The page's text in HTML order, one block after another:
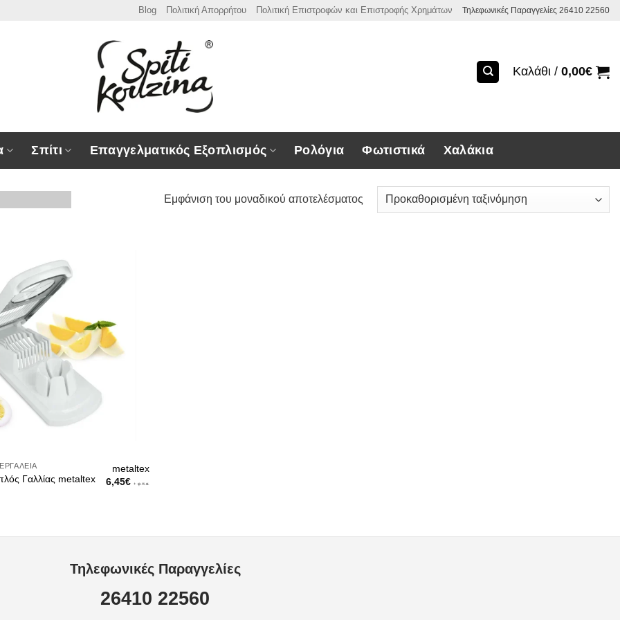
Blog Πολιτική Απορρήτου Πολιτική Επιστροφών και Επιστροφής Χρημάτων Τηλεφωνικές Παραγγελίες 26410 22560
Καλάθι / 0,00€
Σπίτι Επαγγελματικός Εξοπλισμός Ρολόγια Φωτιστικά Χαλάκια
Εμφάνιση του μοναδικού αποτελέσματος
Γαλλίας metaltex
metaltex
6,45€ + φ.π.α.
Τηλεφωνικές Παραγγελίες
26410 22560